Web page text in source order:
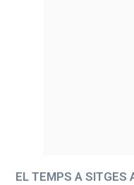
EL TEMPS A SITGES